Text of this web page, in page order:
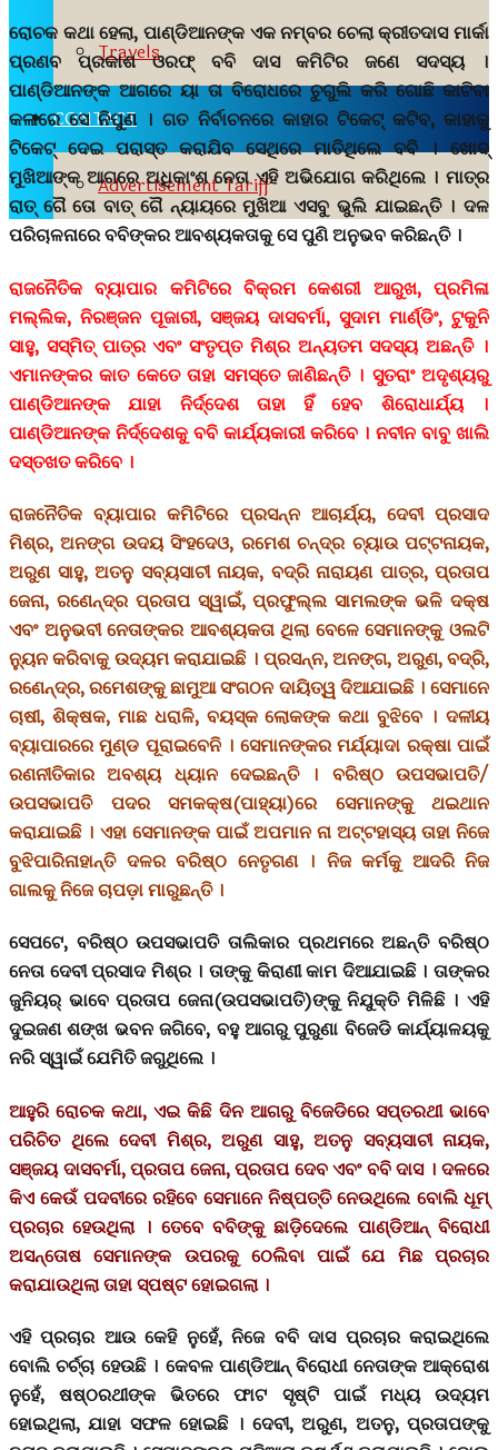
Travels
CONTACT
Advertisement Tariff
ରୋଚକ କଥା ହେଲା, ପାଣ୍ଡିଆନଙ୍କ ଏକ ନମ୍ବର ଚେଲା କ୍ରୀତଦାସ ମାର୍କା
ପ୍ରଣବ ପ୍ରକାଶ ଓରଫ୍ ବବି ଦାସ କମିଟିର ଜଣେ ସଦସ୍ୟ ।
ପାଣ୍ଡିଆନଙ୍କ ଆଗରେ ୟା ତା ବିରୋଧରେ ଚୁଗୁଲି କରି ଗୋଛି କାଟିବା
କଳାରେ ସେ ନିପୁଣ । ଗତ ନିର୍ବାଚନରେ କାହାର ଟିକେଟ୍ କଟିବ, କାହାକୁ
ଟିକେଟ୍ ଦେଇ ପରାସ୍ତ କରାଯିବ ସେଥିରେ ମାତିଥିଲେ ବବି । ଖୋଦ୍
ମୁଖିଆଙ୍କ ଆଗରେ ଅଧିକାଂଶ ନେତା ଏହି ଅଭିଯୋଗ କରିଥିଲେ । ମାତ୍ର
ରାତ୍ ଗୈ ତୋ ବାତ୍ ଗୈ ନ୍ୟାୟରେ ମୁଖିଆ ଏସବୁ ଭୁଲି ଯାଇଛନ୍ତି । ଦଳ
ପରିଚାଳନାରେ ବବିଙ୍କର ଆବଶ୍ୟକତାକୁ ସେ ପୁଣି ଅନୁଭବ କରିଛନ୍ତି ।
ରାଜନୈତିକ ବ୍ୟାପାର କମିଟିରେ ବିକ୍ରମ କେଶରୀ ଆରୁଖ, ପ୍ରମିଳା
ମଲ୍ଲିକ, ନିରଞ୍ଜନ ପୂଜାରୀ, ସଞ୍ଜୟ ଦାସବର୍ମା, ସୁଦାମ ମାର୍ଣ୍ଡିଂ, ଟୁକୁନି
ସାହୁ, ସସ୍ମିତ୍ ପାତ୍ର ଏବଂ ସଂତୃପ୍ତ ମିଶ୍ର ଅନ୍ୟତମ ସଦସ୍ୟ ଅଛନ୍ତି ।
ଏମାନଙ୍କର କାତ କେତେ ତାହା ସମସ୍ତେ ଜାଣିଛନ୍ତି । ସୁତରାଂ ଅଦୃଶ୍ୟରୁ
ପାଣ୍ଡିଆନଙ୍କ ଯାହା ନିର୍ଦ୍ଦେଶ ତାହା ହିଁ ହେବ ଶିରୋଧାର୍ଯ୍ୟ ।
ପାଣ୍ଡିଆନଙ୍କ ନିର୍ଦ୍ଦେଶକୁ ବବି କାର୍ଯ୍ୟକାରୀ କରିବେ । ନବୀନ ବାବୁ ଖାଲି
ଦସ୍ତଖତ କରିବେ ।
ରାଜନୈତିକ ବ୍ୟାପାର କମିଟିରେ ପ୍ରସନ୍ନ ଆଚାର୍ଯ୍ୟ, ଦେବୀ ପ୍ରସାଦ
ମିଶ୍ର, ଅନଙ୍ଗ ଉଦୟ ସିଂହଦେଓ, ରମେଶ ଚନ୍ଦ୍ର ଚ୍ୟାଉ ପଟ୍ଟନାୟକ,
ଅରୁଣ ସାହୁ, ଅତନୁ ସବ୍ୟସାଚୀ ନାୟକ, ବଦ୍ରି ନାରାୟଣ ପାତ୍ର, ପ୍ରତାପ
ଜେନା, ରଣେନ୍ଦ୍ର ପ୍ରତାପ ସ୍ୱାଇଁ, ପ୍ରଫୁଲ୍ଲ ସାମଲଙ୍କ ଭଳି ଦକ୍ଷ
ଏବଂ ଅନୁଭବୀ ନେତାଙ୍କର ଆବଶ୍ୟକତା ଥିଲା ବେଳେ ସେମାନଙ୍କୁ ଓଲଟି
ନ୍ୟୁନ କରିବାକୁ ଉଦ୍ୟମ କରାଯାଇଛି । ପ୍ରସନ୍ନ, ଅନଙ୍ଗ, ଅରୁଣ, ବଦ୍ରି,
ରଣେନ୍ଦ୍ର, ରମେଶଙ୍କୁ ଛାମୁଆ ସଂଗଠନ ଦାୟିତ୍ୱ ଦିଆଯାଇଛି । ସେମାନେ
ଚାଷୀ, ଶିକ୍ଷକ, ମାଛ ଧରାଳି, ବୟସ୍କ ଲୋକଙ୍କ କଥା ବୁଝିବେ । ଦଳୀୟ
ବ୍ୟାପାରରେ ମୁଣ୍ଡ ପୂରାଇବେନି । ସେମାନଙ୍କର ମର୍ଯ୍ୟାଦା ରକ୍ଷା ପାଇଁ
ରଣନୀତିକାର ଅବଶ୍ୟ ଧ୍ୟାନ ଦେଇଛନ୍ତି । ବରିଷ୍ଠ ଉପସଭାପତି/
ଉପସଭାପତି ପଦର ସମକକ୍ଷ(ପାହ୍ୟା)ରେ ସେମାନଙ୍କୁ ଥଇଥାନ
କରାଯାଇଛି । ଏହା ସେମାନଙ୍କ ପାଇଁ ଅପମାନ ନା ଅଟ୍ଟହାସ୍ୟ ତାହା ନିଜେ
ବୁଝିପାରିନାହାନ୍ତି ଦଳର ବରିଷ୍ଠ ନେତୃଗଣ । ନିଜ କର୍ମକୁ ଆଦରି ନିଜ
ଗାଲକୁ ନିଜେ ଚାପଡ଼ା ମାରୁଛନ୍ତି ।
ସେପଟେ, ବରିଷ୍ଠ ଉପସଭାପତି ତାଲିକାର ପ୍ରଥମରେ ଅଛନ୍ତି ବରିଷ୍ଠ
ନେତା ଦେବୀ ପ୍ରସାଦ ମିଶ୍ର । ତାଙ୍କୁ କିରାଣୀ କାମ ଦିଆଯାଇଛି । ତାଙ୍କର
ଜୁନିୟର୍ ଭାବେ ପ୍ରତାପ ଜେନା(ଉପସଭାପତି)ଙ୍କୁ ନିଯୁକ୍ତି ମିଳିଛି । ଏହି
ଦୁଇଜଣ ଶଙ୍ଖ ଭବନ ଜଗିବେ, ବହୁ ଆଗରୁ ପୁରୁଣା ବିଜେଡି କାର୍ଯ୍ୟାଳୟକୁ
ନରି ସ୍ୱାଇଁ ଯେମିତି ଜଗୁଥିଲେ ।
ଆହୁରି ରୋଚକ କଥା, ଏଇ କିଛି ଦିନ ଆଗରୁ ବିଜେଡିରେ ସପ୍ତରଥୀ ଭାବେ
ପରିଚିତ ଥିଲେ ଦେବୀ ମିଶ୍ର, ଅରୁଣ ସାହୁ, ଅତନୁ ସବ୍ୟସାଚୀ ନାୟକ,
ସଞ୍ଜୟ ଦାସବର୍ମା, ପ୍ରତାପ ଜେନା, ପ୍ରତାପ ଦେବ ଏବଂ ବବି ଦାସ । ଦଳରେ
କିଏ କେଉଁ ପଦବୀରେ ରହିବେ ସେମାନେ ନିଷ୍ପତ୍ତି ନେଉଥିଲେ ବୋଲି ଧୂମ୍
ପ୍ରଚାର ହେଉଥିଲା । ତେବେ ବବିଙ୍କୁ ଛାଡ଼ିଦେଲେ ପାଣ୍ଡିଆନ୍ ବିରୋଧୀ
ଅସନ୍ତୋଷ ସେମାନଙ୍କ ଉପରକୁ ଠେଲିବା ପାଇଁ ଯେ ମିଛ ପ୍ରଚାର
କରାଯାଉଥିଲା ତାହା ସ୍ପଷ୍ଟ ହୋଇଗଲା ।
ଏହି ପ୍ରଚାର ଆଉ କେହି ନୁହେଁ, ନିଜେ ବବି ଦାସ ପ୍ରଚାର କରାଇଥିଲେ
ବୋଲି ଚର୍ଚ୍ଚା ହେଉଛି । କେବଳ ପାଣ୍ଡିଆନ୍ ବିରୋଧୀ ନେତାଙ୍କ ଆକ୍ରୋଶ
ନୁହେଁ, ଷଷ୍ଠରଥୀଙ୍କ ଭିତରେ ଫାଟ ସୃଷ୍ଟି ପାଇଁ ମଧ୍ୟ ଉଦ୍ୟମ
ହୋଇଥିଲା, ଯାହା ସଫଳ ହୋଇଛି । ଦେବୀ, ଅରୁଣ, ଅତନୁ, ପ୍ରତାପଙ୍କୁ